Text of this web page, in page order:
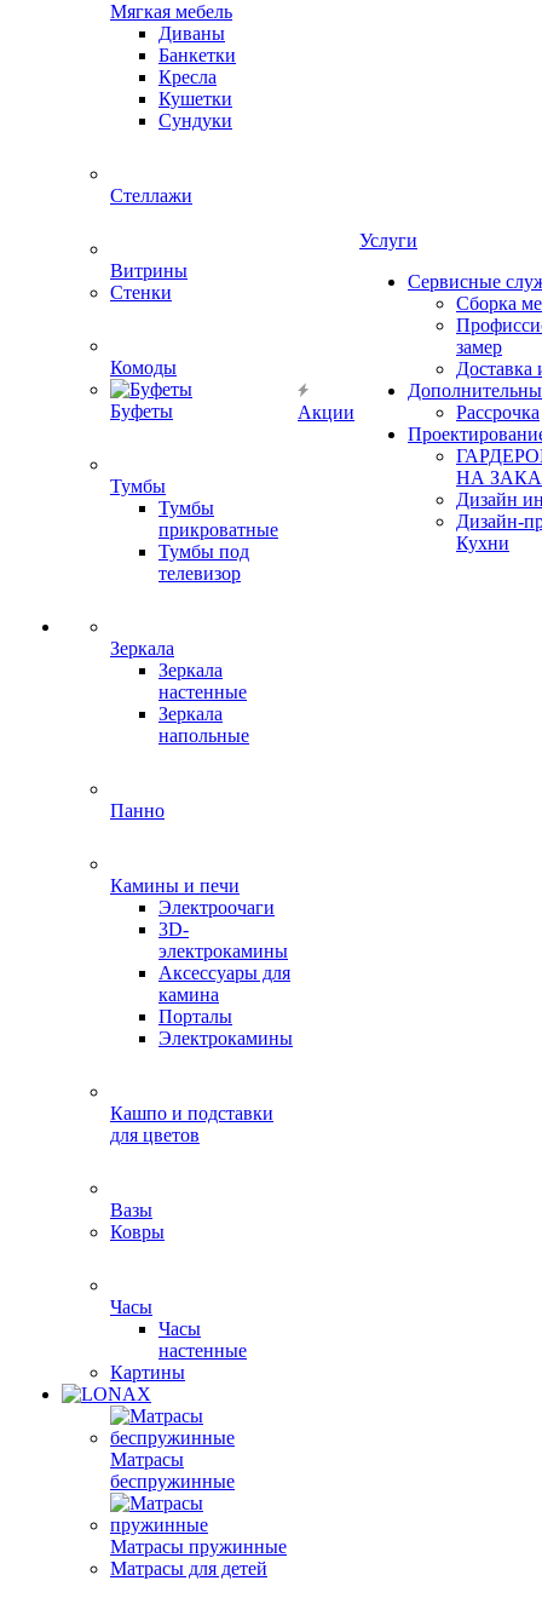
Мягкая мебель
Диваны
Банкетки
Кресла
Кушетки
Сундуки
Стеллажи
Витрины
Стенки
Комоды
Буфеты
Тумбы
Тумбы
прикроватные
Тумбы под
телевизор
Зеркала
Зеркала
настенные
Зеркала
напольные
Панно
Камины и печи
Электроочаги
3D-
электрокамины
Аксессуары для
камина
Порталы
Электрокамины
Кашпо и подставки
для цветов
Вазы
Ковры
Часы
Часы
настенные
Картины
Матрасы
беспружинные
Матрасы пружинные
Матрасы для детей
Акции
Услуги
Сервисные
Сборка
замер
Доставка
Рассрочка
НА
Дизайн
Дизайн-
Кухни